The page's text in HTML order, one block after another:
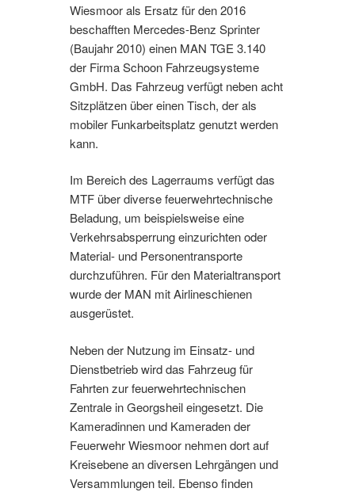
Wiesmoor als Ersatz für den 2016
beschafften Mercedes-Benz Sprinter
(Baujahr 2010) einen MAN TGE 3.140
der Firma Schoon Fahrzeugsysteme
GmbH. Das Fahrzeug verfügt neben acht
Sitzplätzen über einen Tisch, der als
mobiler Funkarbeitsplatz genutzt werden
kann.
Im Bereich des Lagerraums verfügt das
MTF über diverse feuerwehrtechnische
Beladung, um beispielsweise eine
Verkehrsabsperrung einzurichten oder
Material- und Personentransporte
durchzuführen. Für den Materialtransport
wurde der MAN mit Airlineschienen
ausgerüstet.
Neben der Nutzung im Einsatz- und
Dienstbetrieb wird das Fahrzeug für
Fahrten zur feuerwehrtechnischen
Zentrale in Georgsheil eingesetzt. Die
Kameradinnen und Kameraden der
Feuerwehr Wiesmoor nehmen dort auf
Kreisebene an diversen Lehrgängen und
Versammlungen teil. Ebenso finden